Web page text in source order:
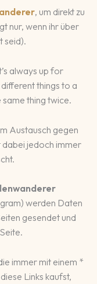
, um direkt zu
nur, wenn ihr über
seid).
always up for
things to a
same thing twice.
Austausch gegen
dabei jedoch immer
werden Daten
gesendet und
immer mit einem *
Links kaufst,